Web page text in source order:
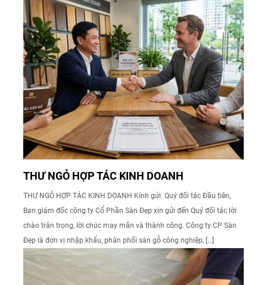
THƯ NGỎ HỢP TÁC KINH DOANH
THƯ NGỎ HỢP TÁC KINH DOANH Kính gửi: Quý đối tác Đầu tiên,
Ban giám đốc công ty Cổ Phần Sàn Đẹp xin gửi đến Quý đối tác lời
chào trân trọng, lời chúc may mắn và thành công. Công ty CP Sàn
Đẹp là đơn vị nhập khẩu, phân phối sàn gỗ công nghiệp, […]